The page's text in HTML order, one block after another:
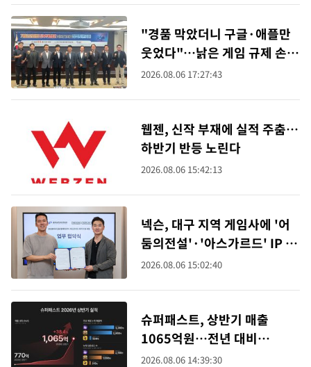
"경품 막았더니 구글·애플만
웃었다"…낡은 게임 규제 손질
목소리
2026.08.06 17:27:43
웹젠, 신작 부재에 실적 주춤…
하반기 반등 노린다
2026.08.06 15:42:13
넥슨, 대구 지역 게임사에 '어
둠의전설'·'아스가르드' IP 개
방
2026.08.06 15:02:40
슈퍼패스트, 상반기 매출
1065억원…전년 대비
38%↑
2026.08.06 14:39:30